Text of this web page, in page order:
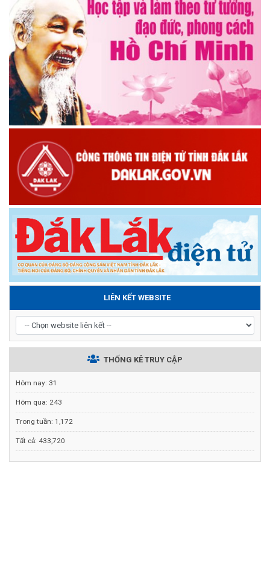
LIÊN KẾT WEBSITE
THỐNG KÊ TRUY CẬP
Hôm nay: 31
Hôm qua: 243
Trong tuần: 1,172
Tất cả: 433,720